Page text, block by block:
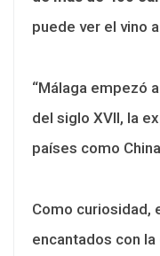
puede ver el vino
“Málaga empezó
del siglo XVII, la
países como
Como curiosidad,
encantados con